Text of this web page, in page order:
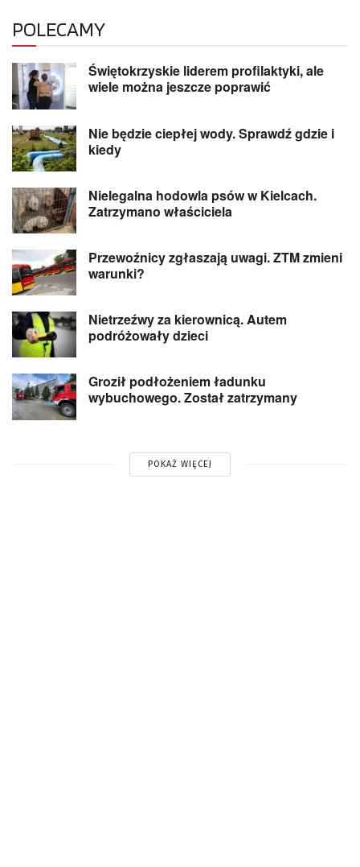
POLECAMY
Świętokrzyskie liderem profilaktyki, ale
wiele można jeszcze poprawić
Nie będzie ciepłej wody. Sprawdź gdzie i
kiedy
Nielegalna hodowla psów w Kielcach.
Zatrzymano właściciela
Przewoźnicy zgłaszają uwagi. ZTM zmieni
warunki?
Nietrzeźwy za kierownicą. Autem
podróżowały dzieci
Groził podłożeniem ładunku
wybuchowego. Został zatrzymany
POKAŻ WIĘCEJ